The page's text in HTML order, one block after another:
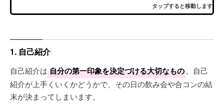
タップすると移動します
1. 自己紹介
自己紹介は 自分の第一印象を決定づける大切なもの。自己
紹介が上手くいくかどうかで、その日の飲み会や合コンの結
末が決まってしまいます。